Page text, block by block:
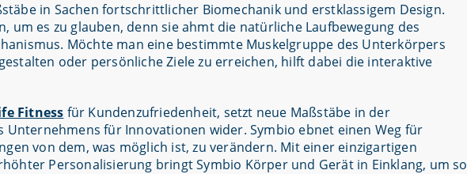
in Sachen fortschrittlicher Biomechanik und erstklassigem Design.
um es zu glauben, denn sie ahmt die natürliche Laufbewegung des
Möchte man eine bestimmte Muskelgruppe des Unterkörpers
oder persönliche Ziele zu erreichen, hilft dabei die interaktive
Fitness für Kundenzufriedenheit, setzt neue Maßstäbe in der
für Innovationen wider. Symbio ebnet einen Weg für
von dem, was möglich ist, zu verändern. Mit einer einzigartigen
Personalisierung bringt Symbio Körper und Gerät in Einklang, um so